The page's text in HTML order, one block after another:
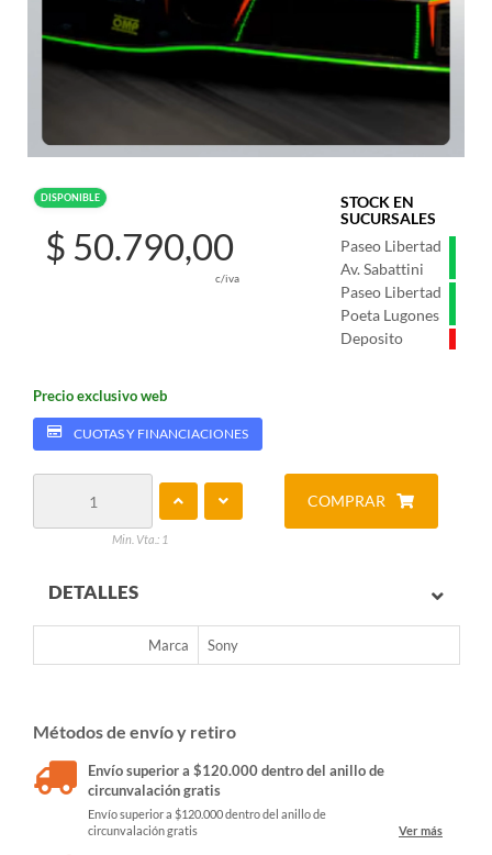
DISPONIBLE
STOCK EN
SUCURSALES
Paseo Libertad
Av. Sabattini
Paseo Libertad
Poeta Lugones
Deposito
$ 50.790,00
c/iva
Precio exclusivo web
CUOTAS Y FINANCIACIONES
Min. Vta.: 1
COMPRAR
DETALLES
Marca Sony
Métodos de envío y retiro
Envío superior a $120.000 dentro del anillo de
circunvalación gratis
Envío superior a $120.000 dentro del anillo de
circunvalación gratis
Ver más